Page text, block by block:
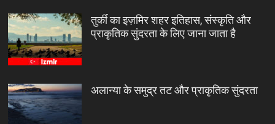
तुर्की का इज़मिर शहर इतिहास, संस्कृति और
प्राकृतिक सुंदरता के लिए जाना जाता है
अलान्या के समुद्र तट और प्राकृतिक सुंदरता